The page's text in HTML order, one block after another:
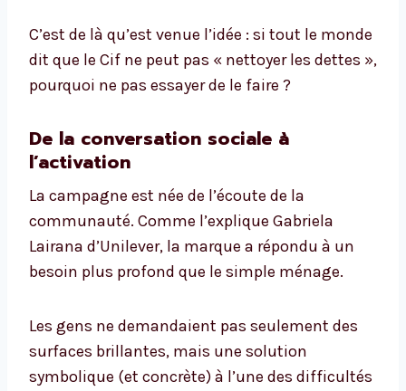
C’est de là qu’est venue l’idée : si tout le monde
dit que le Cif ne peut pas « nettoyer les dettes »,
pourquoi ne pas essayer de le faire ?
De la conversation sociale à
l’activation
La campagne est née de l’écoute de la
communauté. Comme l’explique Gabriela
Lairana d’Unilever, la marque a répondu à un
besoin plus profond que le simple ménage.
Les gens ne demandaient pas seulement des
surfaces brillantes, mais une solution
symbolique (et concrète) à l’une des difficultés